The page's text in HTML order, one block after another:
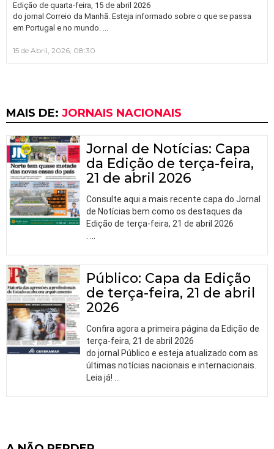
Edição de quarta-feira, 15 de abril 2026
do jornal Correio da Manhã. Esteja informado sobre o que se passa
em Portugal e no mundo.
15 de Abril, 2026, 08:30
MAIS DE: JORNAIS NACIONAIS
Jornal de Notícias: Capa
da Edição de terça-feira,
21 de abril 2026
Consulte aqui a mais recente capa do Jornal
de Notícias bem como os destaques da
Edição de terça-feira, 21 de abril 2026
Público: Capa da Edição
de terça-feira, 21 de abril
2026
Confira agora a primeira página da Edição de
terça-feira, 21 de abril 2026
do jornal Público e esteja atualizado com as
últimas notícias nacionais e internacionais.
Leia já!